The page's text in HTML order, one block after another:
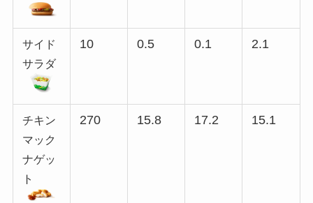
サイド
サラダ
10 0.5 0.1 2.1
チキン
マック
ナゲッ
ト
270 15.8 17.2 15.1